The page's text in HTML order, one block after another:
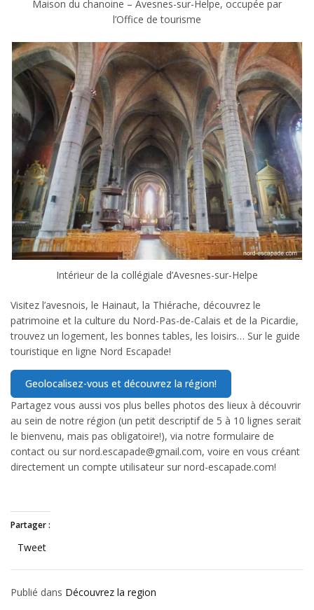
Maison du chanoine – Avesnes-sur-Helpe, occupée par
l’Office de tourisme
Intérieur de la collégiale d’Avesnes-sur-Helpe
Visitez l’avesnois, le Hainaut, la Thiérache, découvrez le
patrimoine et la culture du Nord-Pas-de-Calais et de la Picardie,
trouvez un logement, les bonnes tables, les loisirs… Sur le guide
touristique en ligne Nord Escapade!
Partagez vous aussi vos plus belles photos des lieux à découvrir
au sein de notre région (un petit descriptif de 5 à 10 lignes serait
le bienvenu, mais pas obligatoire!), via notre formulaire de
contact ou sur nord.escapade@gmail.com, voire en vous créant
directement un compte utilisateur sur nord-escapade.com!
Partager :
Tweet
Publié dans Découvrez la region